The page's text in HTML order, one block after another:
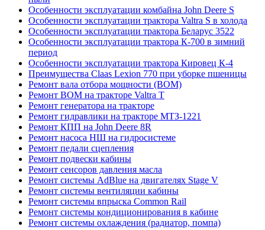
Особенности эксплуатации комбайна John Deere S
Особенности эксплуатации трактора Valtra S в холода
Особенности эксплуатации трактора Беларус 3522
Особенности эксплуатации трактора К-700 в зимний
период
Особенности эксплуатации трактора Кировец К-4
Преимущества Claas Lexion 770 при уборке пшеницы
Ремонт вала отбора мощности (ВОМ)
Ремонт ВОМ на тракторе Valtra T
Ремонт генератора на тракторе
Ремонт гидравлики на тракторе МТЗ-1221
Ремонт КПП на John Deere 8R
Ремонт насоса НШ на гидросистеме
Ремонт педали сцепления
Ремонт подвески кабины
Ремонт сенсоров давления масла
Ремонт системы AdBlue на двигателях Stage V
Ремонт системы вентиляции кабины
Ремонт системы впрыска Common Rail
Ремонт системы кондиционирования в кабине
Ремонт системы охлаждения (радиатор, помпа)